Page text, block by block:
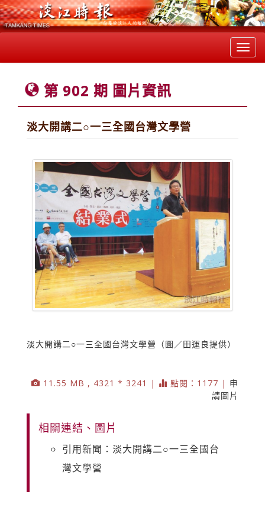
第 902 期 圖片資訊
淡大開講二○一三全國台灣文學營
淡大開講二○一三全國台灣文學營（圖／田運良提供）
11.55 MB , 4321 * 3241 | 點閱：1177 | 申
請圖片
相關連結、圖片
引用新聞：淡大開講二○一三全國台
灣文學營